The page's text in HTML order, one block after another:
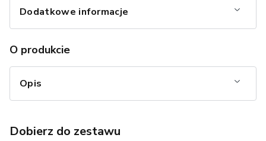
Dodatkowe informacje
O produkcie
Opis
Dobierz do zestawu